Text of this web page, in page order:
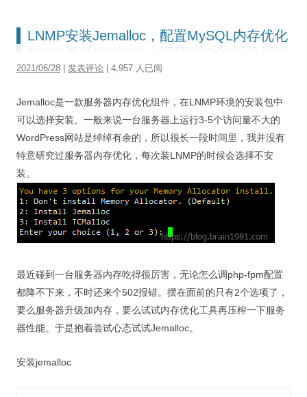
LNMP安装Jemalloc，配置MySQL内存优化
2021/06/28 发表评论 | 4,957 人已阅
Jemalloc是一款服务器内存优化组件，在LNMP环境的安装包中
可以选择安装。一般来说一台服务器上运行3-5个访问量不大的
WordPress网站是绰绰有余的，所以很长一段时间里，我并没有
特意研究过服务器内存优化，每次装LNMP的时候会选择不安
装。
最近碰到一台服务器内存吃得很厉害，无论怎么调php-fpm配置
都降不下来，不时还来个502报错。摆在面前的只有2个选项了，
要么服务器升级加内存，要么试试内存优化工具再压榨一下服务
器性能。于是抱着尝试心态试试Jemalloc。
安装jemalloc